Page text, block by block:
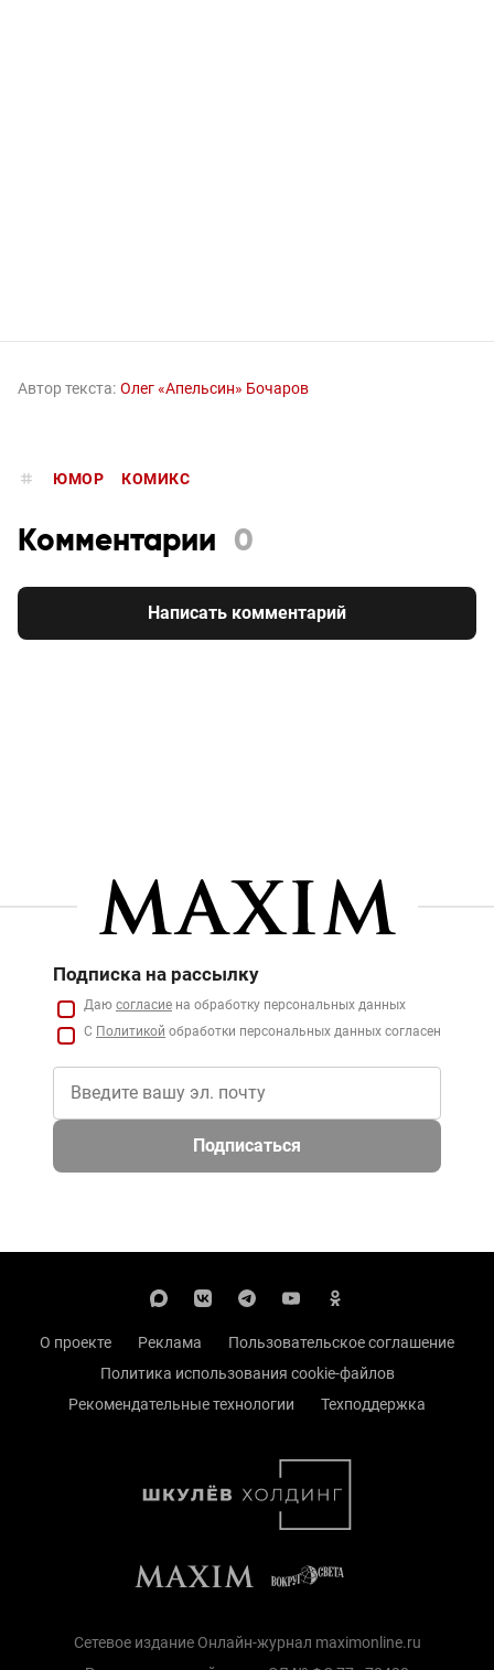
Автор текста: Олег «Апельсин» Бочаров
ЮМОР КОМИКС
Комментарии 0
Написать комментарий
Подписка на рассылку
Даю согласие на обработку персональных данных
С Политикой обработки персональных данных согласен
Подписаться
О проекте Реклама
Пользовательское соглашение
Политика использования cookie-файлов
Рекомендательные технологии
Техподдержка
Сетевое издание Онлайн-журнал maximonline.ru